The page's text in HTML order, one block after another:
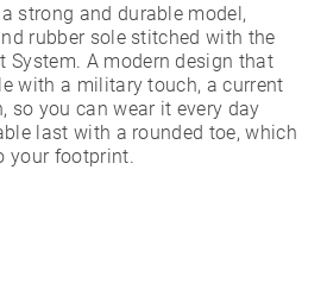
strong and durable model,
rubber sole stitched with the
System. A modern design that
with a military touch, a current
so you can wear it every day
last with a rounded toe, which
your footprint.